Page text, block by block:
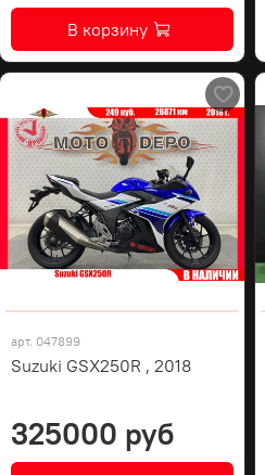
В корзину
арт. 047899
Suzuki GSX250R , 2018
325000 руб